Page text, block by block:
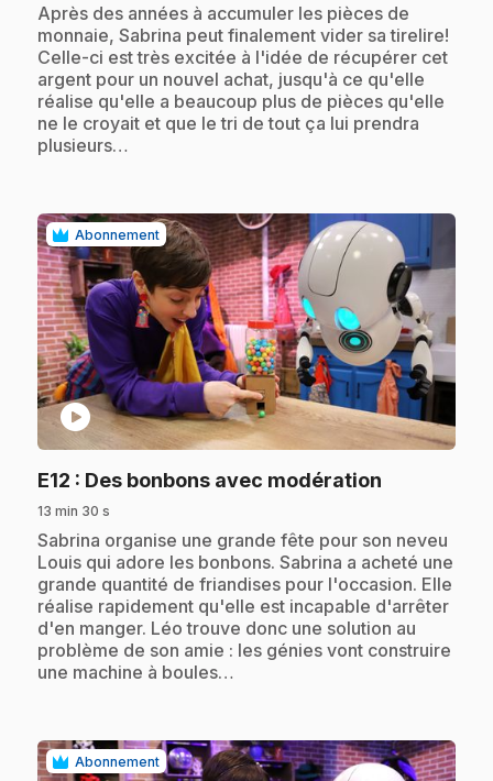
.Après des années à accumuler les pièces de
monnaie, Sabrina peut finalement vider sa tirelire!
Celle-ci est très excitée à l'idée de récupérer cet
argent pour un nouvel achat, jusqu'à ce qu'elle
réalise qu'elle a beaucoup plus de pièces qu'elle
ne le croyait et que le tri de tout ça lui prendra
plusieurs…
Abonnement
play_circle
E12 : Des bonbons avec modération
13 min 30 s
.Sabrina organise une grande fête pour son neveu
Louis qui adore les bonbons. Sabrina a acheté une
grande quantité de friandises pour l'occasion. Elle
réalise rapidement qu'elle est incapable d'arrêter
d'en manger. Léo trouve donc une solution au
problème de son amie : les génies vont construire
une machine à boules…
Abonnement